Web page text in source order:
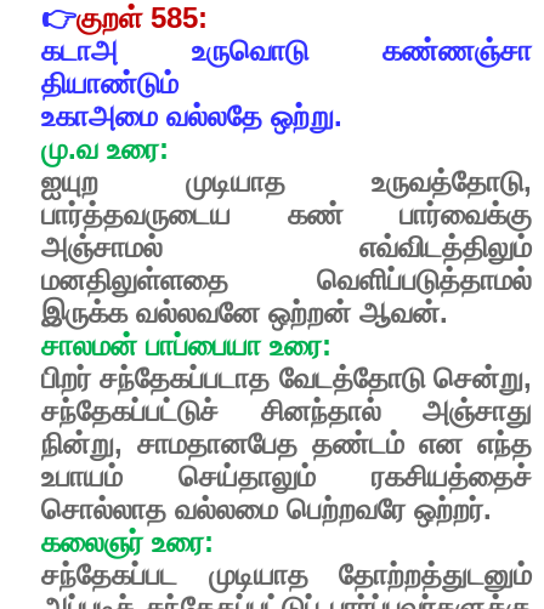
👉குறள்585:
கடாஅ
உருவொடு
கண்ணஞ்சா
தியாண்டும்
உகாஅமை வல்லதே ஒற்று.
மு.வ உரை:
ஐயுற
முடியாத உருவத்தோடு,
பார்த்தவருடைய
கண்
பார்வைக்கு
அஞ்சாமல்
எவ்விடத்திலும்
மனதிலுள்ளதை
வெளிப்படுத்தாமல்
இருக்க வல்லவனே ஒற்றன் ஆவன்.
சாலமன் பாப்பையா உரை:
பிறர் சந்தேகப்படாத வேடத்தோடு சென்று,
சந்தேகப்பட்டுச்
சினந்தால்
அஞ்சாது
நின்று, சாமதானபேத தண்டம் என எந்த
உபாயம்
செய்தாலும்
ரகசியத்தைச்
சொல்லாத வல்லமை பெற்றவரே ஒற்றர்.
கலைஞர் உரை:
சந்தேகப்பட
முடியாத
தோற்றத்துடனும்